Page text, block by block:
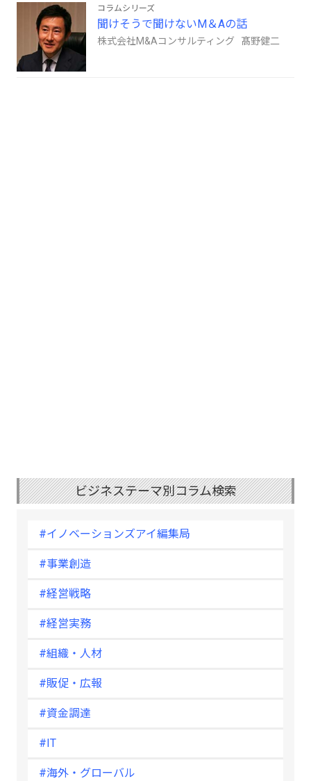
コラムシリーズ
聞けそうで聞けないM＆Aの話
株式会社M&Aコンサルティング 髙野健二
ビジネステーマ別コラム検索
#イノベーションズアイ編集局
#事業創造
#経営戦略
#経営実務
#組織・人材
#販促・広報
#資金調達
#IT
#海外・グローバル